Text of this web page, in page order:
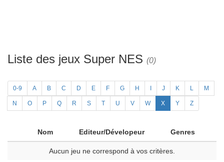
Liste des jeux Super NES (0)
0-9 A B C D E F G H J K L M
N O P Q R S T U V W X Y Z
Nom Editeur/Dévelopeur Genres
Aucun jeu ne correspond à vos critères.